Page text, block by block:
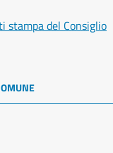
stampa del Consiglio